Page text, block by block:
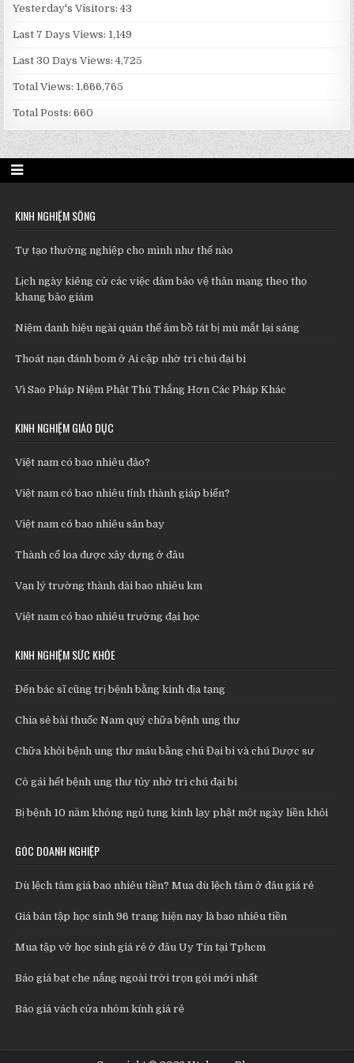
Yesterday's Visitors:43
Last 7 Days Views: 1,149
Last 30 Days Views:4,725
Total Views: 1,666,765
Total Posts:660
KINH NGHIỆM SỐNG
Tự tạo thường nghiệp cho mình như thế nào
Lịch ngày kiêng cử các việc dâm bảo vệ thân mạng theo thọ
khang bảo giám
Niệm danh hiệu ngài quán thế âm bồ tát bị mù mắt lại sáng
Thoát nạn đánh bom ở Ai cập nhờ trì chú đại bi
Vì Sao Pháp Niệm Phật Thù Thắng Hơn Các Pháp Khác
KINH NGHIỆM GIÁO DỤC
Việt nam có bao nhiêu đảo?
Việt nam có bao nhiêu tỉnh thành giáp biển?
Việt nam có bao nhiêu sân bay
Thành cổ loa được xây dựng ở đâu
Vạn lý trường thành dài bao nhiêu km
Việt nam có bao nhiêu trường đại học
KINH NGHIỆM SỨC KHỎE
Đến bác sĩ cũng trị bệnh bằng kinh địa tạng
Chia sẻ bài thuốc Nam quý chữa bệnh ung thư
Chữa khỏi bệnh ung thư máu bằng chú Đại bi và chú Dược sư
Cô gái hết bệnh ung thư tủy nhờ trì chú đại bi
Bị bệnh 10 năm không ngủ tụng kinh lạy phật một ngày liền khỏi
GÓC DOANH NGHIỆP
Dù lệch tâm giá bao nhiêu tiền? Mua dù lệch tâm ở đâu giá rẻ
Giá bán tập học sinh 96 trang hiện nay là bao nhiêu tiền
Mua tập vở học sinh giá rẻ ở đâu Uy Tín tại Tphcm
Báo giá bạt che nắng ngoài trời trọn gói mới nhất
Báo giá vách cửa nhôm kính giá rẻ